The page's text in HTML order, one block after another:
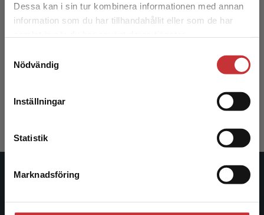
Dessa kan i sin tur kombinera informationen med annan
information som du har tillhandahållit eller som de har
Nödvändig
Inställningar
Statistik
Marknadsföring
Det verkar som att du besöker
studentlitteratur.se via en enhet utanför Sverige.
Vi erbjuder inte leveranser utanför Sverige. För
att kunna slutföra ett köp måste
354 kr
Studentlitteratur